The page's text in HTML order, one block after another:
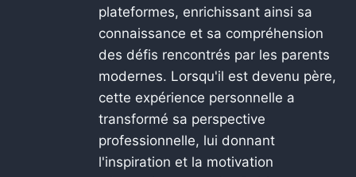
plateformes, enrichissant ainsi sa
connaissance et sa compréhension
des défis rencontrés par les parents
modernes. Lorsqu'il est devenu père,
cette expérience personnelle a
transformé sa perspective
professionnelle, lui donnant
l'inspiration et la motivation